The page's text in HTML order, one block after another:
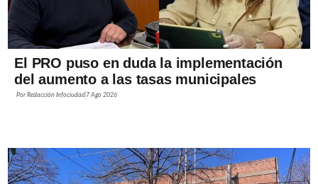
El PRO puso en duda la implementación
del aumento a las tasas municipales
PorRedacción Infociudad 7 Ago 2026